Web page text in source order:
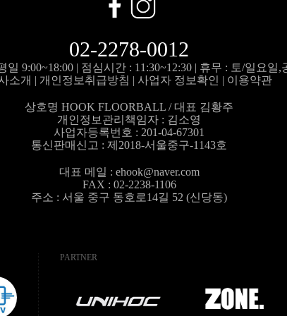
02-2278-0012
일 9:00~18:00 | 점심시간 : 11:30~12:30 | 휴무 : 토/일요일,
소개 | 개인정보취급방침 | 사업자 정보확인 | 이용약관
상호명 HOOK FLOORBALL / 대표 김황주
개인정보관리책임자 : 김소영
사업자등록번호 : 201-04-67301
통신판매신고 : 제2018-서울중구-1143호
대표 메일 : ehook@naver.com
FAX : 02-2238-1106
주소 : 서울 중구 동호로14길 52 (신당동)
PARTNER